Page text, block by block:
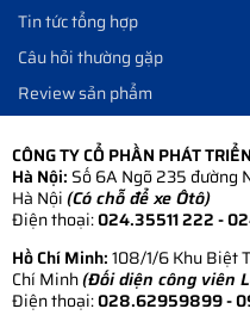
Tin tức tổng hợp
Câu hỏi thường gặp
Review sản phẩm
CÔNG TY CỔ PHẦN PHÁT
Hà Nội: Số 6A Ngõ 235 đường
Hà Nội(Có chỗ để xe Ôtô)
Điện thoại:024.35511 222 -
Hồ Chí Minh:108/1/6 Khu Biệt
Chí Minh(Đối diện công viên
Điện thoại:028.62959899-